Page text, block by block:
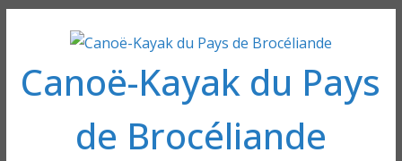
contenu
Canoë-Kayak du Pays
de Brocéliande